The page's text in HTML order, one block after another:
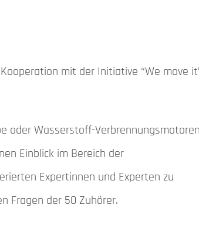
mit der Initiative “We move
oder Wasserstoff-Verbrennungsmotoren
Einblick im Bereich der
Expertinnen und Experten zu
Fragen der 50 Zuhörer.